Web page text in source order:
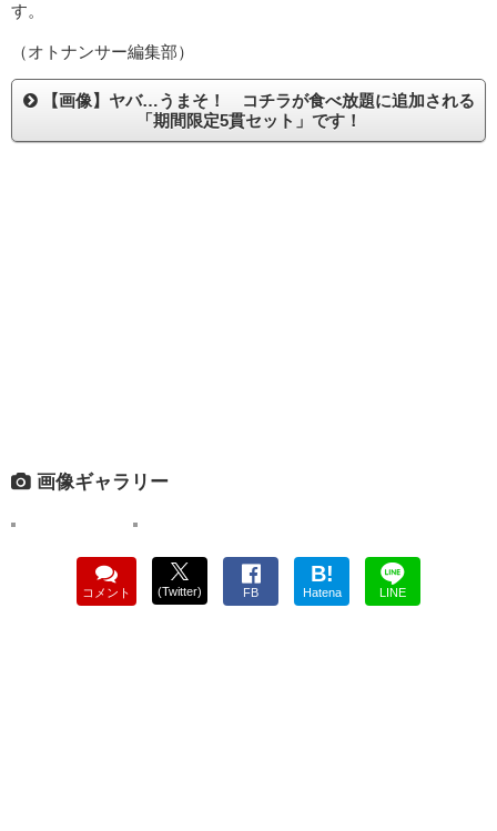
す。
（オトナンサー編集部）
【画像】ヤバ…うまそ！ コチラが食べ放題に追加される
「期間限定5貫セット」です！
画像ギャラリー
コメント (Twitter) FB
B!
Hatena LINE